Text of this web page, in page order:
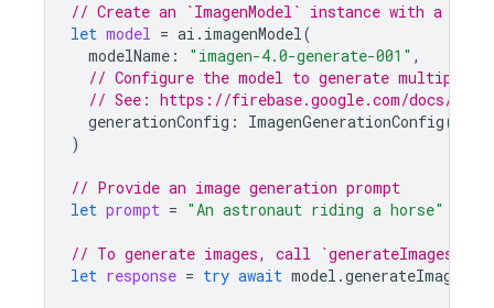
// Create an `ImagenModel` instance with a
let model = ai . imagenModel(
modelName : "imagen-4.0-generate-001" ,
// Configure the model to generate multiple
// See: https://firebase.google.com/docs/ai-
generationConfig : ImagenGenerationConfig(
)
// Provide an image generation prompt
let prompt = "An astronaut riding a horse"
// To generate images, call `generateImages`
let response = try await model .generateImages